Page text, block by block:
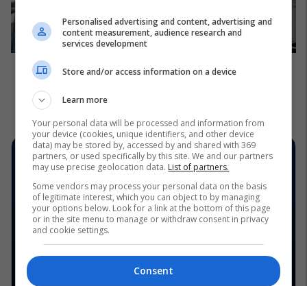
Personalised advertising and content, advertising and
content measurement, audience research and
services development
Store and/or access information on a device
Learn more
Your personal data will be processed and information from
your device (cookies, unique identifiers, and other device
data) may be stored by, accessed by and shared with 369
partners, or used specifically by this site. We and our partners
may use precise geolocation data. List of partners.
Some vendors may process your personal data on the basis
of legitimate interest, which you can object to by managing
your options below. Look for a link at the bottom of this page
or in the site menu to manage or withdraw consent in privacy
and cookie settings.
Consent